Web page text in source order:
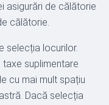
asigurări de călătorie
călătorie.
selecția locurilor.
suplimentare
cu mai mult spațiu
Dacă selecția